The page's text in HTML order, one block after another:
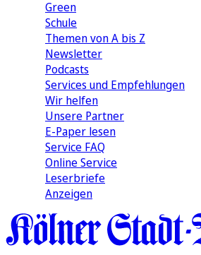
Green
Schule
Themen von A bis Z
Newsletter
Podcasts
Services und Empfehlungen
Wir helfen
Unsere Partner
E-Paper lesen
Service FAQ
Online Service
Leserbriefe
Anzeigen